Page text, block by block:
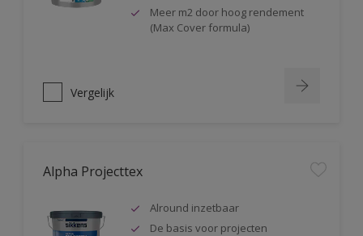
Meer m2 door hoog rendement
(Max Cover formula)
Vergelijk
Alpha Projecttex
Alround inzetbaar
De basis voor projecten